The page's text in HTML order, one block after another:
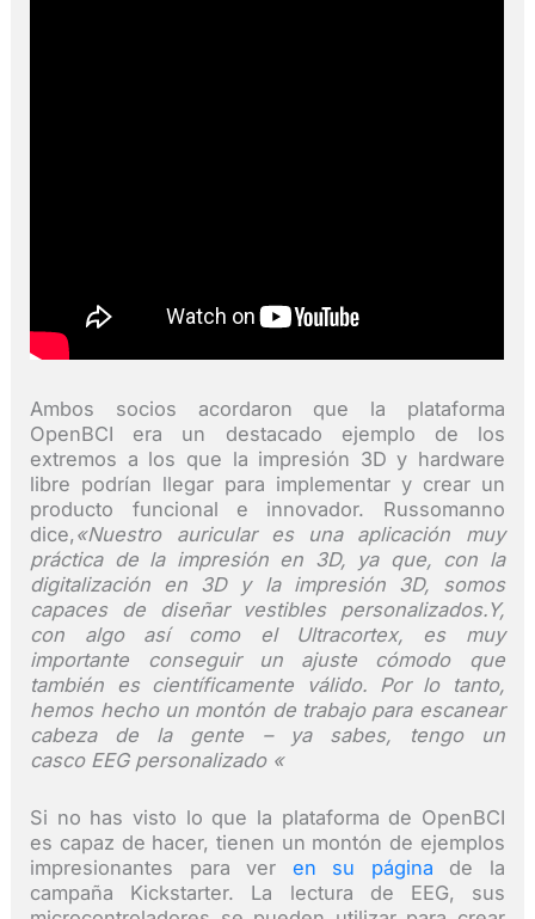
Ambos socios acordaron que la plataforma
OpenBCI era un destacado ejemplo de los
extremos a los que la impresión 3D y hardware
libre podrían llegar para implementar y crear un
producto funcional e innovador. Russomanno
dice,«Nuestro auricular es una aplicación muy
práctica de la impresión en 3D, ya que, con la
digitalización en 3D y la impresión 3D, somos
capaces de diseñar vestibles personalizados.Y,
con algo así como el Ultracortex, es muy
importante conseguir un ajuste cómodo que
también es científicamente válido. Por lo tanto,
hemos hecho un montón de trabajo para escanear
cabeza de la gente – ya sabes, tengo un
casco EEG personalizado «
Si no has visto lo que la plataforma de OpenBCI
es capaz de hacer, tienen un montón de ejemplos
impresionantes para ver en su página de la
campaña Kickstarter. La lectura de EEG, sus